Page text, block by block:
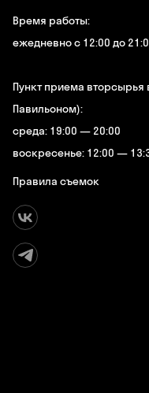
Время работы:
ежедневно с 12:00 до
Пункт приема
Павильоном):
среда: 19:00 — 20:00
воскресенье: 12:00 —
Правила съемок